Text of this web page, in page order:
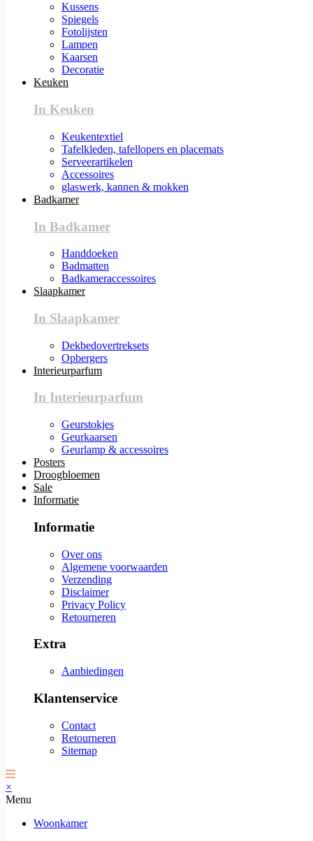
Kussens
Spiegels
Fotolijsten
Lampen
Kaarsen
Decoratie
Keuken
In Keuken
Keukentextiel
Tafelkleden, tafellopers en placemats
Serveerartikelen
Accessoires
glaswerk, kannen & mokken
Badkamer
In Badkamer
Handdoeken
Badmatten
Badkameraccessoires
Slaapkamer
In Slaapkamer
Dekbedovertreksets
Opbergers
Interieurparfum
In Interieurparfum
Geurstokjes
Geurkaarsen
Geurlamp & accessoires
Posters
Droogbloemen
Sale
Informatie
Informatie
Over ons
Algemene voorwaarden
Verzending
Disclaimer
Privacy Policy
Retourneren
Extra
Aanbiedingen
Klantenservice
Contact
Retourneren
Sitemap
×
Menu
Woonkamer